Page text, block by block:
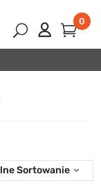
0
Sortowanie